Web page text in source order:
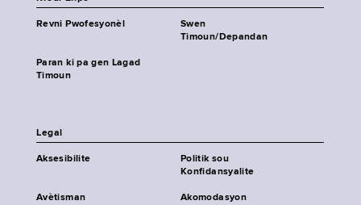
Revni Pwofesyonèl
Swen
Timoun/Depandan
Paran ki pa gen Lagad
Timoun
Legal
Aksesibilite
Politik sou
Konfidansyalite
Avètisman
Akomodasyon